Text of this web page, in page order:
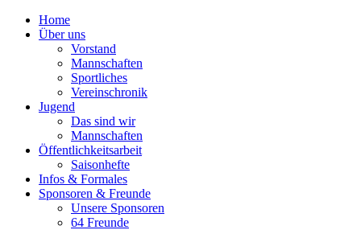
Home
Über uns
Vorstand
Mannschaften
Sportliches
Vereinschronik
Jugend
Das sind wir
Mannschaften
Öffentlichkeitsarbeit
Saisonhefte
Infos & Formales
Sponsoren & Freunde
Unsere Sponsoren
64 Freunde